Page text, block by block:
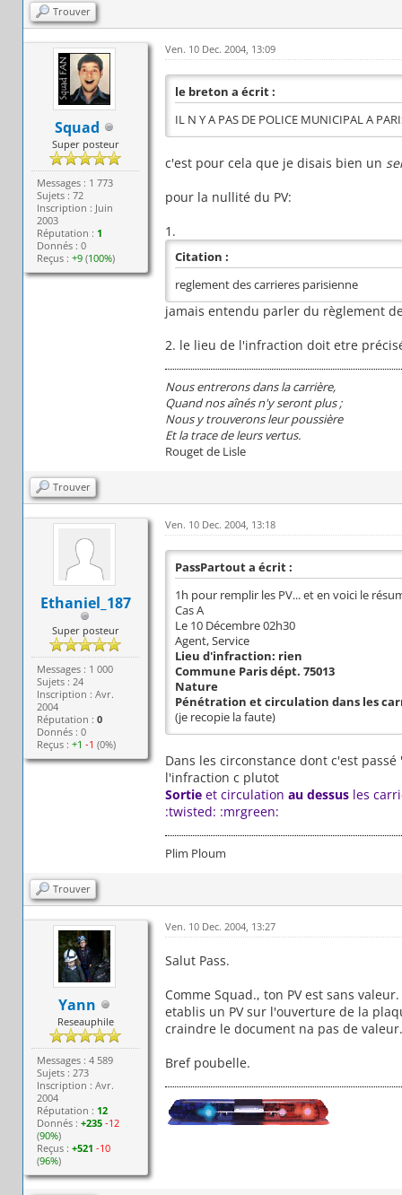
Trouver
Squad
Super posteur
Messages : 1 773
Sujets : 72
Inscription : Juin
2003
Réputation : 1
Donnés : 0
Reçus :+9 (100%)
Ven. 10 Dec. 2004, 13:09
le breton a écrit :
IL N Y A PAS DE POLICE MUNICIPAL A
c'est pour cela que je disais bien un
pour la nullité du PV:
1.
Citation :
reglement des carrieres parisienne
jamais entendu parler du règlement
2. le lieu de l'infraction doit etre
Nous entrerons dans la carrière,
Quand nos aînés n'y seront plus ;
Nous y trouverons leur poussière
Et la trace de leurs vertus.
Rouget de Lisle
Trouver
Ethaniel_187
Super posteur
Messages : 1 000
Sujets : 24
Inscription : Avr.
2004
Réputation :0
Donnés : 0
Reçus :+1 -1 (0%)
Ven. 10 Dec. 2004, 13:18
PassPartout a écrit :
1h pour remplir les PV... et en voici le
Cas A
Le 10 Décembre 02h30
Agent, Service
Lieu d'infraction: rien
Commune Paris dépt. 75013
Nature
Pénétration et circulation dans les
(je recopie la faute)
Dans les circonstance dont c'est
l'infraction c plutot
Sortieet circulation au dessusles
:twisted: :mrgreen:
Plim Ploum
Trouver
Yann
Reseauphile
Messages : 4 589
Sujets : 273
Inscription : Avr.
2004
Réputation : 12
Donnés :+235 -12
(90%)
Reçus :+521 -10
(96%)
Ven. 10 Dec. 2004, 13:27
Salut Pass.
Comme Squad., ton PV est sans
etablis un PV sur l'ouverture de la
craindre le document na pas de
Bref poubelle.